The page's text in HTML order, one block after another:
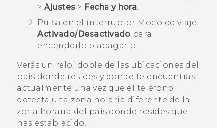
> Ajustes > Fecha y hora
Pulsa en el interruptor Modo de viaje
Activado/Desactivado para
encenderlo o apagarlo.
Verás un reloj doble de las ubicaciones del
país donde resides y donde te encuentras
actualmente una vez que el teléfono
detecta una zona horaria diferente de la
zona horaria del país donde resides que
has establecido.